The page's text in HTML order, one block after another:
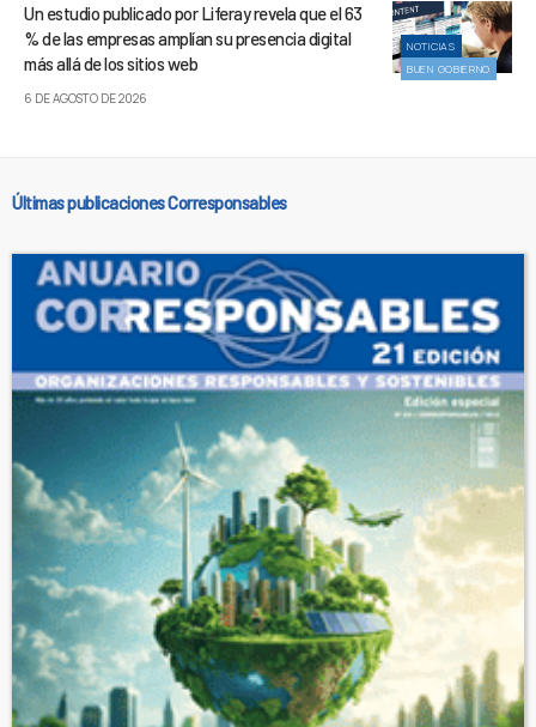
NOTICIAS
BUEN GOBIERNO
Un estudio publicado por Liferay revela que el 63
% de las empresas amplían su presencia digital
más allá de los sitios web
6 DE AGOSTO DE 2026
Últimas publicaciones Corresponsables